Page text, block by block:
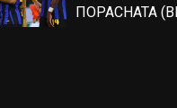
ПОРАСНАТА